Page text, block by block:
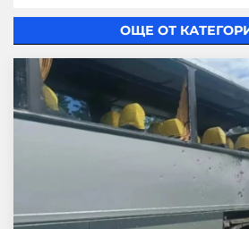
ОЩЕ ОТ